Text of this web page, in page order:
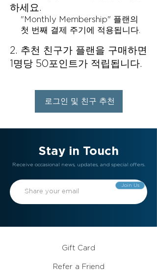
하세요.
"Monthly Membership" 플랜의
첫 번째 결제 주기에 적용됩니다.
추천 친구가 플랜을 구매하면
1명당 50포인트가 적립됩니다.
로그인 및 친구 추천
Stay in Touch
Receive occasional news, updates, and special offers.
Join Us
Gift Card
Refer a Friend